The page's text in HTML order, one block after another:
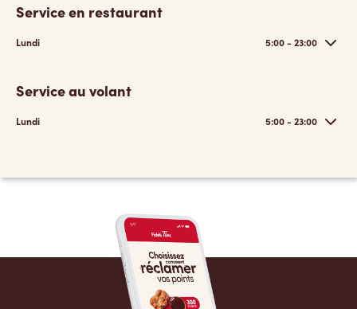
Service en restaurant
Lundi 5:00 - 23:00
Service au volant
Lundi 5:00 - 23:00